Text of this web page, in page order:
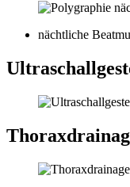
nächtliche